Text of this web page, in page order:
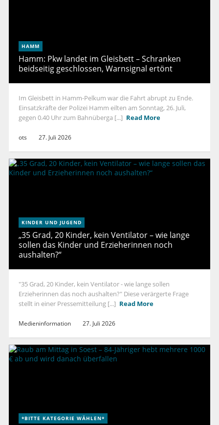
HAMM
Hamm: Pkw landet im Gleisbett – Schranken
beidseitig geschlossen, Warnsignal ertönt
Im Gleisbett in Hamm-Pelkum war die Fahrt abrupt zu Ende.
Einsatzkräfte der Polizei Hamm eilten am Sonntag, 26. Juli,
gegen 0.40 Uhr zum Bahnüberga [...] Read More
ots 27. Juli 2026
KINDER UND JUGEND
„35 Grad, 20 Kinder, kein Ventilator – wie lange
sollen das Kinder und Erzieherinnen noch
aushalten?“
"35 Grad, 20 Kinder, kein Ventilator - wie lange sollen
Erzieherinnen das noch aushalten?" Diese verärgerte Frage
stellt in einer Pressemitteilung [...] Read More
Medieninformation 27. Juli 2026
*BITTE KATEGORIE WÄHLEN*